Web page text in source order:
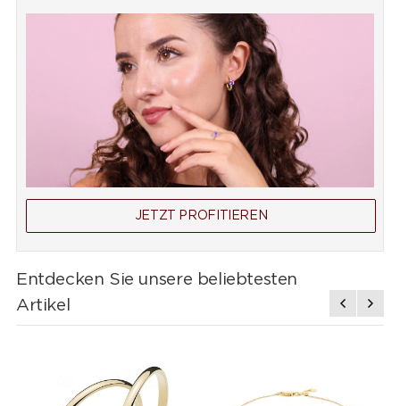
JETZT PROFITIEREN
Entdecken Sie unsere beliebtesten
Artikel